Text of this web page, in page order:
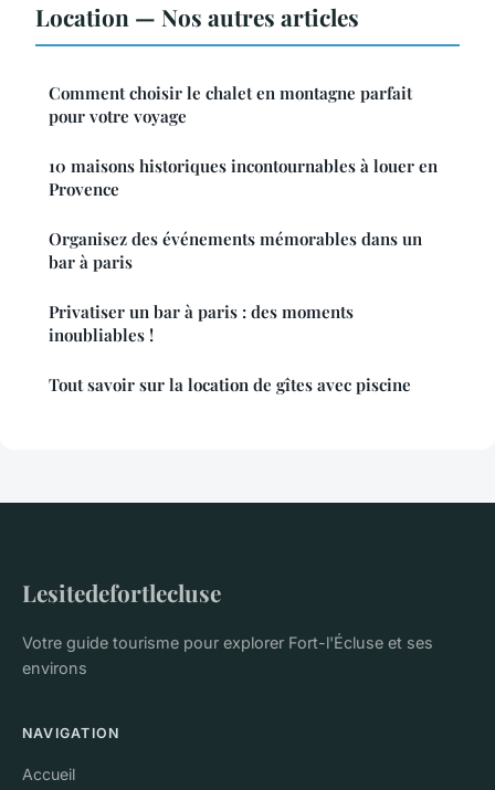
Location — Nos autres articles
Comment choisir le chalet en montagne parfait
pour votre voyage
10 maisons historiques incontournables à louer en
Provence
Organisez des événements mémorables dans un
bar à paris
Privatiser un bar à paris : des moments
inoubliables !
Tout savoir sur la location de gîtes avec piscine
Lesitedefortlecluse
Votre guide tourisme pour explorer Fort-l'Écluse et ses
environs
NAVIGATION
Accueil